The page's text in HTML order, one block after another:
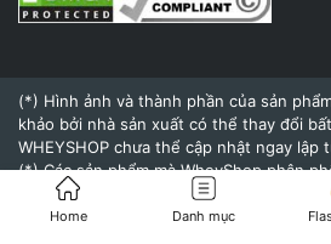
(*) Hình ảnh và thành phần của sản
khảo bởi nhà sản xuất có thể thay đổi
WHEYSHOP chưa thể cập nhật ngay lập
(*) Các sản phẩm mà WheyShop phân
không có tác dụng thay thế thuốc chữa
(*) Hiệu quả của sản phẩm khi sử dụng
Home Danh mục